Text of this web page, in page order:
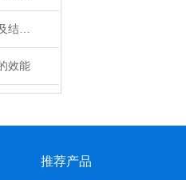
便携式水位计的主要性能及结构特点
效能
推荐产品